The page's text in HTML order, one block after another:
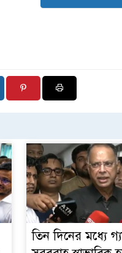
তিন দিনের মধ্যে